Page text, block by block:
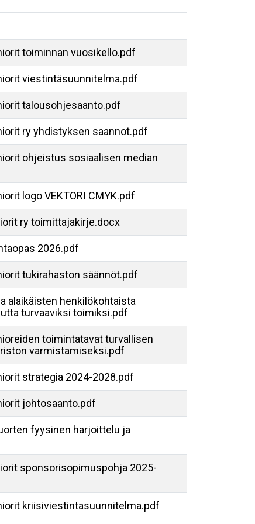
toiminnan vuosikello.pdf
viestintäsuunnitelma.pdf
talousohjesaanto.pdf
ry yhdistyksen saannot.pdf
ohjeistus sosiaalisen median
logo VEKTORI CMYK.pdf
ry toimittajakirje.docx
2026.pdf
tukirahaston säännöt.pdf
alaikäisten henkilökohtaista
turvaaviksi toimiksi.pdf
toimintatavat turvallisen
varmistamiseksi.pdf
strategia 2024-2028.pdf
johtosaanto.pdf
fyysinen harjoittelu ja
sponsorisopimuspohja 2025-
kriisiviestintasuunnitelma.pdf